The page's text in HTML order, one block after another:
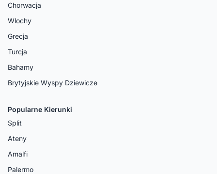
Chorwacja
Wlochy
Grecja
Turcja
Bahamy
Brytyjskie Wyspy Dziewicze
Popularne Kierunki
Split
Ateny
Amalfi
Palermo